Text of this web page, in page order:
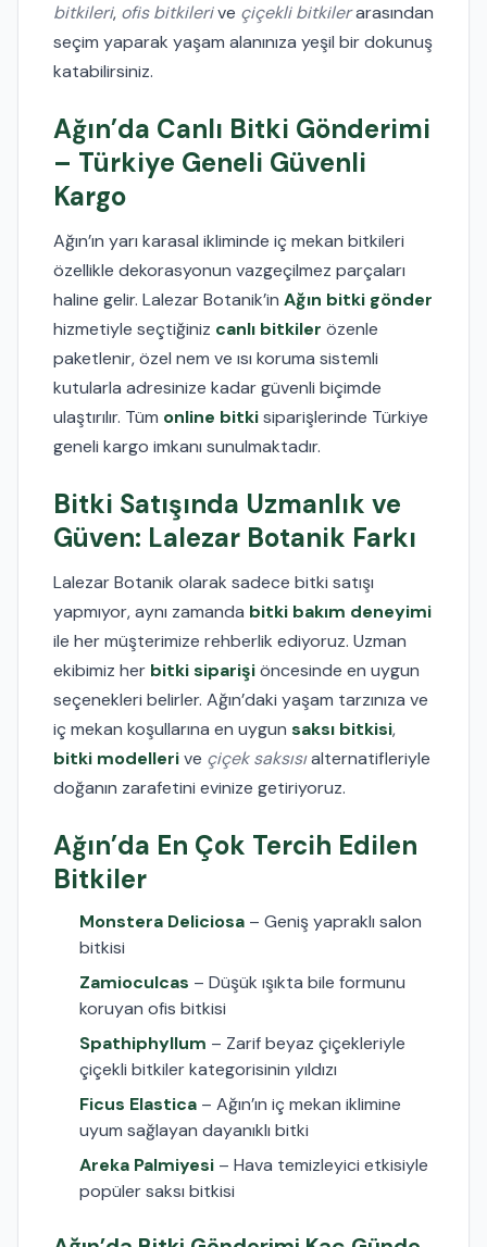
bitkileri, ofis bitkilerive çiçekli bitkilerarasından
seçim yaparak yaşam alanınıza yeşil bir dokunuş
katabilirsiniz.
Ağın’da Canlı Bitki Gönderimi
– Türkiye Geneli Güvenli
Kargo
Ağın’ın yarı karasal ikliminde iç mekan bitkileri
özellikle dekorasyonun vazgeçilmez parçaları
haline gelir. Lalezar Botanik’in Ağın bitki gönder
hizmetiyle seçtiğiniz canlı bitkiler özenle
paketlenir, özel nem ve ısı koruma sistemli
kutularla adresinize kadar güvenli biçimde
ulaştırılır. Tüm online bitkisiparişlerinde Türkiye
geneli kargo imkanı sunulmaktadır.
Bitki Satışında Uzmanlık ve
Güven: Lalezar Botanik Farkı
Lalezar Botanik olarak sadece bitki satışı
yapmıyor, aynı zamanda bitki bakım deneyimi
ile her müşterimize rehberlik ediyoruz. Uzman
ekibimiz her bitki siparişiöncesinde en uygun
seçenekleri belirler. Ağın’daki yaşam tarzınıza ve
iç mekan koşullarına en uygun saksı bitkisi,
bitki modellerive çiçek saksısıalternatifleriyle
doğanın zarafetini evinize getiriyoruz.
Ağın’da En Çok Tercih Edilen
Bitkiler
Monstera Deliciosa – Geniş yapraklı salon
bitkisi
Zamioculcas – Düşük ışıkta bile formunu
koruyan ofis bitkisi
Spathiphyllum – Zarif beyaz çiçekleriyle
çiçekli bitkiler kategorisinin yıldızı
Ficus Elastica – Ağın’ın iç mekan iklimine
uyum sağlayan dayanıklı bitki
Areka Palmiyesi – Hava temizleyici etkisiyle
popüler saksı bitkisi